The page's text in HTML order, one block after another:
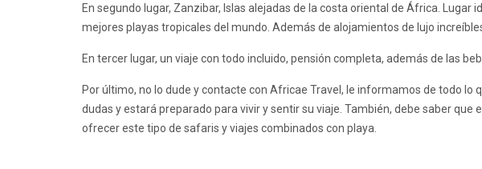
En segundo lugar, Zanzibar, Islas alejadas de la costa oriental de África. Lugar
mejores playas tropicales del mundo. Además de alojamientos de lujo
En tercer lugar, un viaje con todo incluido, pensión completa, además de las
Por último, no lo dude y contacte con Africae Travel, le informamos de todo lo
dudas y estará preparado para vivir y sentir su viaje. También, debe saber que
ofrecer este tipo de safaris y viajes combinados con playa.